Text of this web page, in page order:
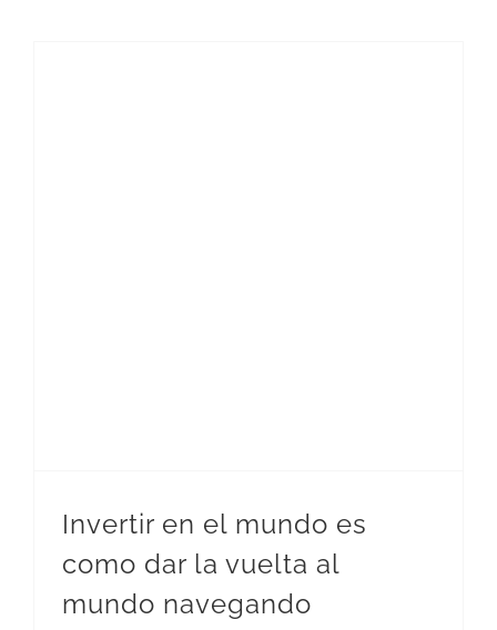
Invertir en el mundo es
como dar la vuelta al
mundo navegando